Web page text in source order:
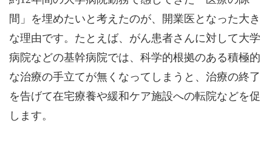
間」を埋めたいと考えたのが、開業医となった大き
な理由です。たとえば、がん患者さんに対して大学
病院などの基幹病院では、科学的根拠のある積極的
な治療の手立てが無くなってしまうと、治療の終了
を告げて在宅療養や緩和ケア施設への転院などを促
します。